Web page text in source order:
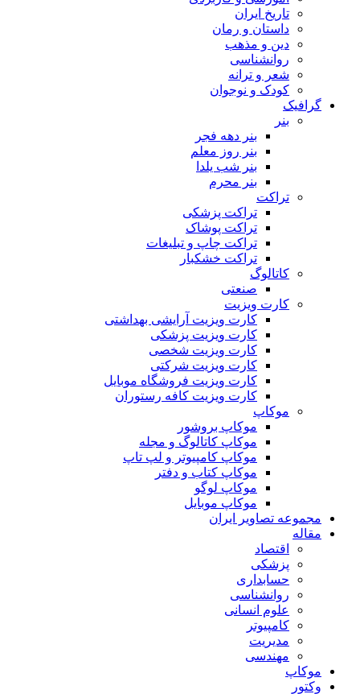
تاریخ ایران
داستان و رمان
دین و مذهب
روانشناسی
شعر و ترانه
کودک و نوجوان
گرافیک
بنر
بنر دهه فجر
بنر روز معلم
بنر شب یلدا
بنر محرم
تراکت
تراکت پزشکی
تراکت پوشاک
تراکت چاپ و تبلیغات
تراکت خشکبار
کاتالوگ
صنعتی
کارت ویزیت
کارت ویزیت آرایشی بهداشتی
کارت ویزیت پزشکی
کارت ویزیت شخصی
کارت ویزیت شرکتی
کارت ویزیت فروشگاه موبایل
کارت ویزیت کافه رستوران
موکاپ
موکاپ بروشور
موکاپ کاتالوگ و مجله
موکاپ کامپیوتر و لپ تاپ
موکاپ کتاب و دفتر
موکاپ لوگو
موکاپ موبایل
مجموعه تصاویر ایران
مقاله
اقتصاد
پزشکی
حسابداری
روانشناسی
علوم انسانی
کامپیوتر
مدیریت
مهندسی
موکاپ
وکتور